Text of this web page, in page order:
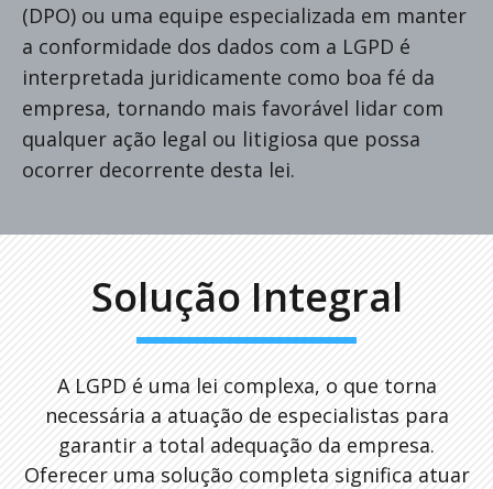
(DPO) ou uma equipe especializada em manter
a conformidade dos dados com a LGPD é
interpretada juridicamente como boa fé da
empresa, tornando mais favorável lidar com
qualquer ação legal ou litigiosa que possa
ocorrer decorrente desta lei.
Solução Integral
A LGPD é uma lei complexa, o que torna
necessária a atuação de especialistas para
garantir a total adequação da empresa.
Oferecer uma solução completa significa atuar